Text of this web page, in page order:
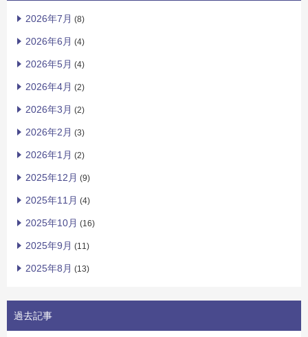
2026年7月 (8)
2026年6月 (4)
2026年5月 (4)
2026年4月 (2)
2026年3月 (2)
2026年2月 (3)
2026年1月 (2)
2025年12月 (9)
2025年11月 (4)
2025年10月 (16)
2025年9月 (11)
2025年8月 (13)
過去記事